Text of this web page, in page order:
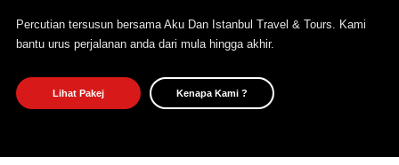
Percutian tersusun bersama Aku Dan Istanbul Travel & Tours. Kami
bantu urus perjalanan anda dari mula hingga akhir.
Lihat Pakej Kenapa Kami ?